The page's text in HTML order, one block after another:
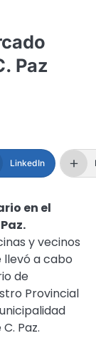
Paz
LinkedIn
en el
y vecinos
llevó a cabo
de
Provincial
Paz.